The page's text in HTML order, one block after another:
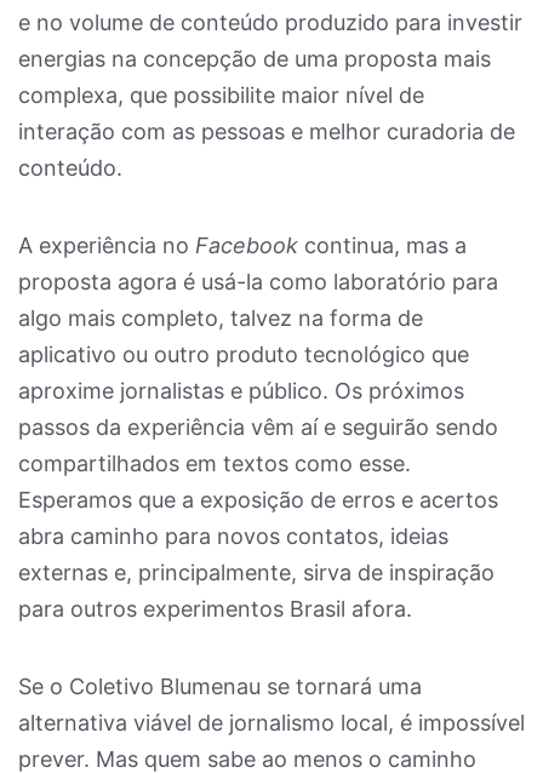
e no volume de conteúdo produzido para investir
energias na concepção de uma proposta mais
complexa, que possibilite maior nível de
interação com as pessoas e melhor curadoria de
conteúdo.
A experiência no Facebook continua, mas a
proposta agora é usá-la como laboratório para
algo mais completo, talvez na forma de
aplicativo ou outro produto tecnológico que
aproxime jornalistas e público. Os próximos
passos da experiência vêm aí e seguirão sendo
compartilhados em textos como esse.
Esperamos que a exposição de erros e acertos
abra caminho para novos contatos, ideias
externas e, principalmente, sirva de inspiração
para outros experimentos Brasil afora.
Se o Coletivo Blumenau se tornará uma
alternativa viável de jornalismo local, é impossível
prever. Mas quem sabe ao menos o caminho